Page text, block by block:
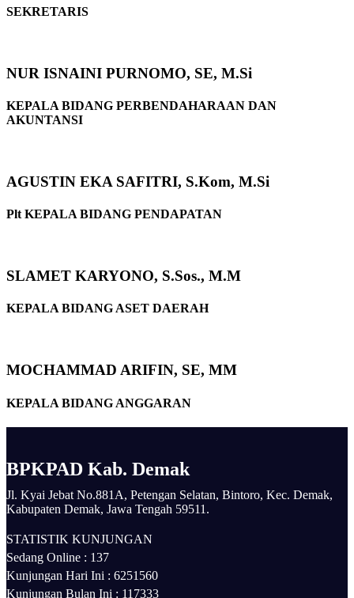
SEKRETARIS
NUR ISNAINI PURNOMO, SE, M.Si
KEPALA BIDANG PERBENDAHARAAN DAN
AKUNTANSI
AGUSTIN EKA SAFITRI, S.Kom, M.Si
Plt KEPALA BIDANG PENDAPATAN
SLAMET KARYONO, S.Sos., M.M
KEPALA BIDANG ASET DAERAH
MOCHAMMAD ARIFIN, SE, MM
KEPALA BIDANG ANGGARAN
BPKPAD Kab. Demak
Jl. Kyai Jebat No.881A, Petengan Selatan, Bintoro, Kec. Demak,
Kabupaten Demak, Jawa Tengah 59511.
STATISTIK KUNJUNGAN
Sedang Online : 137
Kunjungan Hari Ini : 6251560
Kunjungan Bulan Ini : 117333